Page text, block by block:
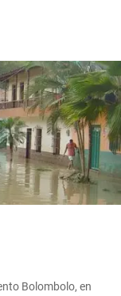
Bolombolo, en